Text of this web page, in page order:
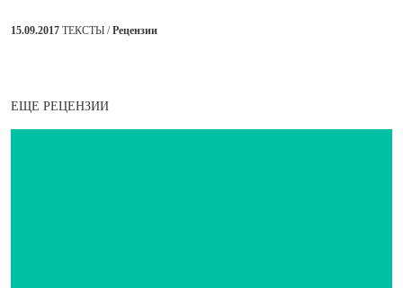
15.09.2017 ТЕКСТЫ /Рецензии
ЕЩЕ РЕЦЕНЗИИ